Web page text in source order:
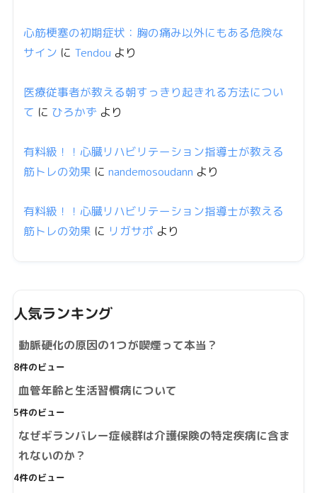
心筋梗塞の初期症状：胸の痛み以外にもある危険な
サイン に Tendou より
医療従事者が教える朝すっきり起きれる方法につい
て に ひろかず より
有料級！！心臓リハビリテーション指導士が教える
筋トレの効果 に nandemosoudann より
有料級！！心臓リハビリテーション指導士が教える
筋トレの効果 に リガサポ より
人気ランキング
動脈硬化の原因の1つが喫煙って本当？
8件のビュー
血管年齢と生活習慣病について
5件のビュー
なぜギランバレー症候群は介護保険の特定疾病に含ま
れないのか？
4件のビュー